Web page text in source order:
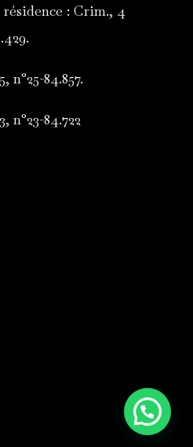
résidence : Crim., 4
n°25-84.857.
n°23-84.722